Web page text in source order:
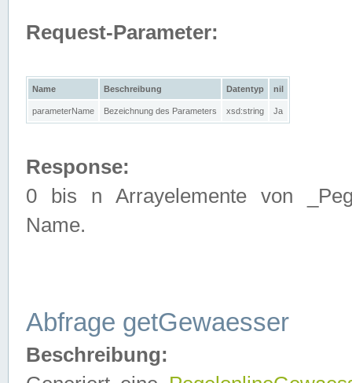
Request-Parameter:
Name Beschreibung Datentyp nil
parameterName Bezeichnung des Parameters xsd:string Ja
Response:
0 bis n Arrayelemente von
Name.
Abfrage getGewaesser
Beschreibung: